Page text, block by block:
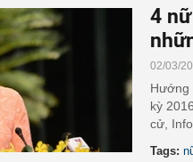
4
02/03/
Hướng
kỳ
cử,
Tags: